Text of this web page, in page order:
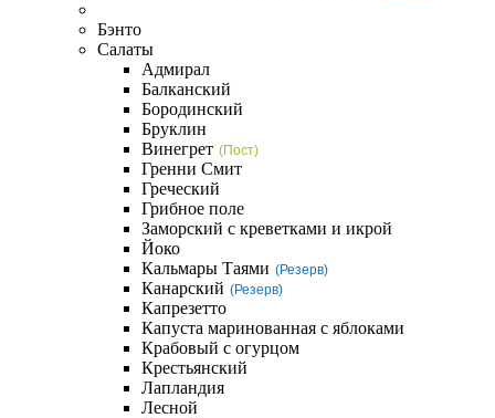
Бэнто
Салаты
Адмирал
Балканский
Бородинский
Бруклин
Винегрет (Пост)
Гренни Смит
Греческий
Грибное поле
Заморский с креветками и икрой
Йоко
Кальмары Таями (Резерв)
Канарский (Резерв)
Капрезетто
Капуста маринованная с яблоками
Крабовый с огурцом
Крестьянский
Лапландия
Лесной